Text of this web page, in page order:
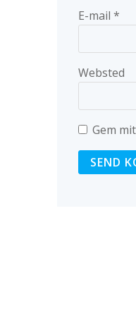
E-mail *
Websted
Gem